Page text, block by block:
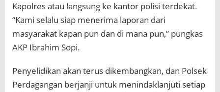
Kapolres atau langsung ke kantor polisi terdekat.
“Kami selalu siap menerima laporan dari
masyarakat kapan pun dan di mana pun,” pungkas
AKP Ibrahim Sopi.
Penyelidikan akan terus dikembangkan, dan Polsek
Perdagangan berjanji untuk menindaklanjuti setiap